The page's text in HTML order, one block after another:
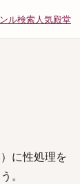
ル検索人気殿堂
に性処理を
。